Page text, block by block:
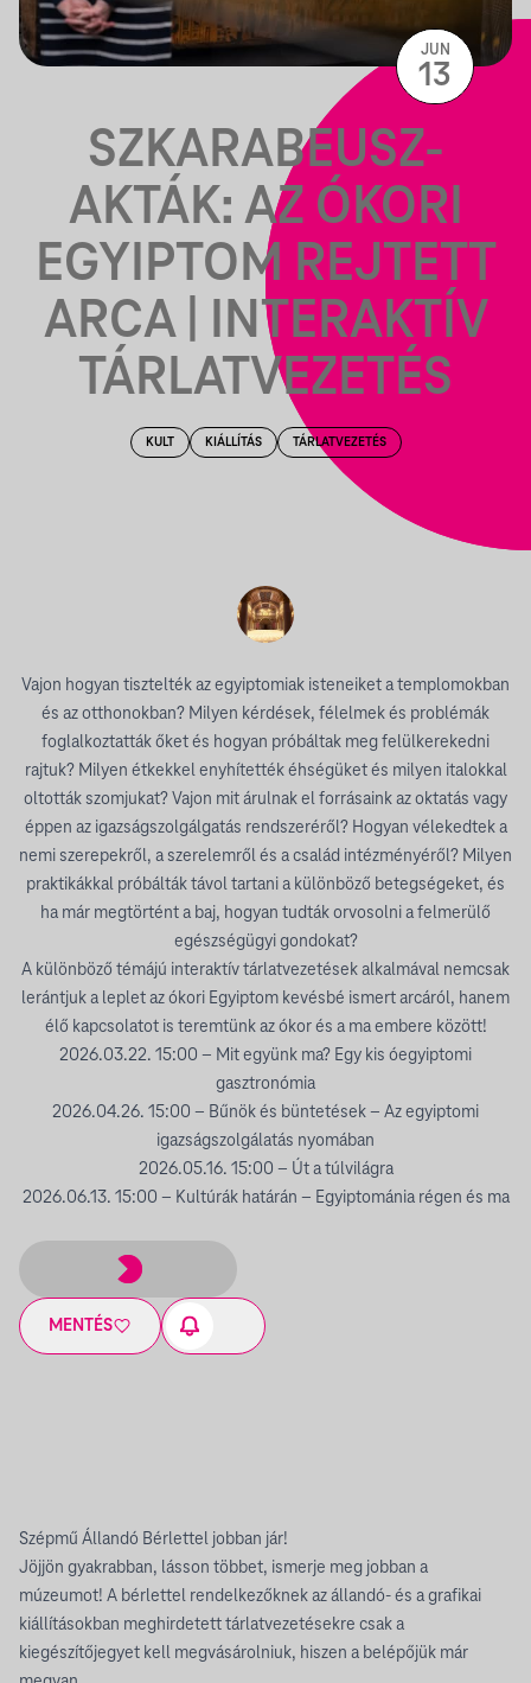
SZKARABEUSZ-
AKTÁK: AZ ÓKORI
EGYIPTOM REJTETT
ARCA | INTERAKTÍV
TÁRLATVEZETÉS
KULT KIÁLLÍTÁS TÁRLATVEZETÉS
Vajon hogyan tisztelték az egyiptomiak isteneiket a templomokban
és az otthonokban? Milyen kérdések, félelmek és problémák
foglalkoztatták őket és hogyan próbáltak meg felülkerekedni
rajtuk? Milyen étkekkel enyhítették éhségüket és milyen italokkal
oltották szomjukat? Vajon mit árulnak el forrásaink az oktatás vagy
éppen az igazságszolgálgatás rendszeréről? Hogyan vélekedtek a
nemi szerepekről, a szerelemről és a család intézményéről? Milyen
praktikákkal próbálták távol tartani a különböző betegségeket, és
ha már megtörtént a baj, hogyan tudták orvosolni a felmerülő
egészségügyi gondokat?
A különböző témájú interaktív tárlatvezetések alkalmával nemcsak
lerántjuk a leplet az ókori Egyiptom kevésbé ismert arcáról, hanem
élő kapcsolatot is teremtünk az ókor és a ma embere között!
2026.03.22. 15:00 – Mit együnk ma? Egy kis óegyiptomi
gasztronómia
2026.04.26. 15:00 – Bűnök és büntetések – Az egyiptomi
igazságszolgálatás nyomában
2026.05.16. 15:00 – Út a túlvilágra
2026.06.13. 15:00 – Kultúrák határán – Egyiptománia régen és ma
MENTÉS
JUN
13
Szépmű Állandó Bérlettel jobban jár!
Jöjjön gyakrabban, lásson többet, ismerje meg jobban a
múzeumot! A bérlettel rendelkezőknek az állandó- és a grafikai
kiállításokban meghirdetett tárlatvezetésekre csak a
kiegészítőjegyet kell megvásárolniuk, hiszen a belépőjük már